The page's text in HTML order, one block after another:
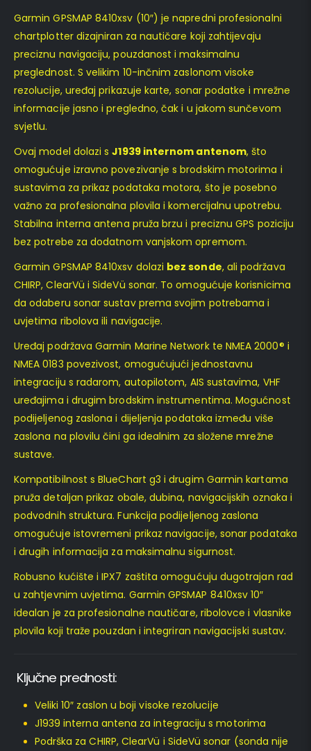
Garmin GPSMAP 8410xsv (10″) je napredni profesionalni
chartplotter dizajniran za nautičare koji zahtijevaju
preciznu navigaciju, pouzdanost i maksimalnu
preglednost. S velikim 10-inčnim zaslonom visoke
rezolucije, uređaj prikazuje karte, sonar podatke i mrežne
informacije jasno i pregledno, čak i u jakom sunčevom
svjetlu.
Ovaj model dolazi sJ1939 internom antenom, što
omogućuje izravno povezivanje s brodskim motorima i
sustavima za prikaz podataka motora, što je posebno
važno za profesionalna plovila i komercijalnu upotrebu.
Stabilna interna antena pruža brzu i preciznu GPS poziciju
bez potrebe za dodatnom vanjskom opremom.
Garmin GPSMAP 8410xsv dolazi bez sonde, ali podržava
CHIRP, ClearVü i SideVü sonar. To omogućuje korisnicima
da odaberu sonar sustav prema svojim potrebama i
uvjetima ribolova ili navigacije.
Uređaj podržava Garmin Marine Network te NMEA 2000® i
NMEA 0183 povezivost, omogućujući jednostavnu
integraciju s radarom, autopilotom, AIS sustavima, VHF
uređajima i drugim brodskim instrumentima. Mogućnost
podijeljenog zaslona i dijeljenja podataka između više
zaslona na plovilu čini ga idealnim za složene mrežne
sustave.
Kompatibilnost s BlueChart g3 i drugim Garmin kartama
pruža detaljan prikaz obale, dubina, navigacijskih oznaka i
podvodnih struktura. Funkcija podijeljenog zaslona
omogućuje istovremeni prikaz navigacije, sonar podataka
i drugih informacija za maksimalnu sigurnost.
Robusno kućište i IPX7 zaštita omogućuju dugotrajan rad
u zahtjevnim uvjetima. Garmin GPSMAP 8410xsv 10″
idealan je za profesionalne nautičare, ribolovce i vlasnike
plovila koji traže pouzdan i integriran navigacijski sustav.
Ključne prednosti:
Veliki 10″ zaslon u boji visoke rezolucije
J1939 interna antena za integraciju s motorima
Podrška za CHIRP, ClearVü i SideVü sonar (sonda nije